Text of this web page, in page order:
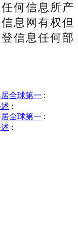
何信息所产
息网有权但
信息任何部
全球第一 :
:
全球第一 :
: